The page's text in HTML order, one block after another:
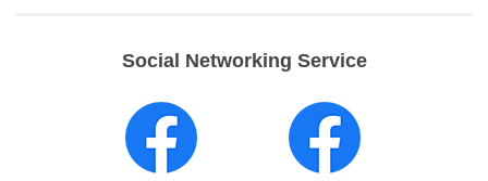
Social Networking Service